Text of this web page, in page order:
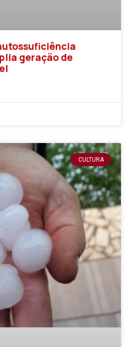
geração de
CULTURA